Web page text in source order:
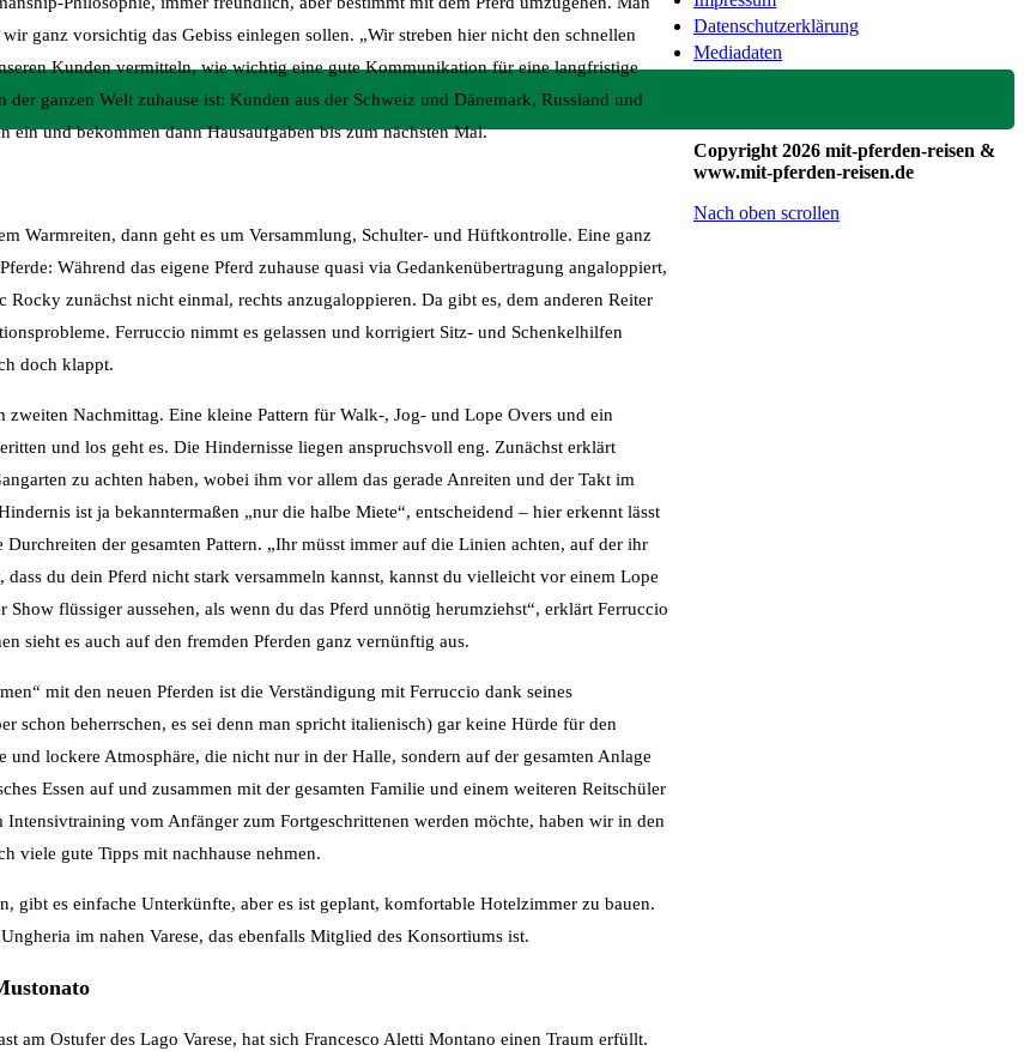
ganz vorsichtig das Gebiss einlegen sollen. „Wir streben hier nicht den schnellen
Kunden vermitteln, wie wichtig eine gute Kommunikation für eine langfristige
ganzen Welt zuhause ist: Kunden aus der Schweiz und Dänemark, Russland und
ein und bekommen dann Hausaufgaben bis zum nächsten Mal.
Warmreiten, dann geht es um Versammlung, Schulter- und Hüftkontrolle. Eine ganz
Während das eigene Pferd zuhause quasi via Gedankenübertragung angaloppiert,
zunächst nicht einmal, rechts anzugaloppieren. Da gibt es, dem anderen Reiter
Ferruccio nimmt es gelassen und korrigiert Sitz- und Schenkelhilfen
doch klappt.
Nachmittag. Eine kleine Pattern für Walk-, Jog- und Lope Overs und ein
und los geht es. Die Hindernisse liegen anspruchsvoll eng. Zunächst erklärt
zu achten haben, wobei ihm vor allem das gerade Anreiten und der Takt im
ist ja bekanntermaßen „nur die halbe Miete“, entscheidend – hier erkennt lässt
der gesamten Pattern. „Ihr müsst immer auf die Linien achten, auf der ihr
du dein Pferd nicht stark versammeln kannst, kannst du vielleicht vor einem Lope
flüssiger aussehen, als wenn du das Pferd unnötig herumziehst“, erklärt Ferruccio
sieht es auch auf den fremden Pferden ganz vernünftig aus.
mit den neuen Pferden ist die Verständigung mit Ferruccio dank seines
schon beherrschen, es sei denn man spricht italienisch) gar keine Hürde für den
und lockere Atmosphäre, die nicht nur in der Halle, sondern auf der gesamten Anlage
Essen auf und zusammen mit der gesamten Familie und einem weiteren Reitschüler
vom Anfänger zum Fortgeschrittenen werden möchte, haben wir in den
viele gute Tipps mit nachhause nehmen.
gibt es einfache Unterkünfte, aber es ist geplant, komfortable Hotelzimmer zu bauen.
im nahen Varese, das ebenfalls Mitglied des Konsortiums ist.
am Ostufer des Lago Varese, hat sich Francesco Aletti Montano einen Traum erfüllt.
Datenschutzerklärung
Mediadaten
Copyright 2026 mit-pferden-reisen &
www.mit-pferden-reisen.de
Nach oben scrollen